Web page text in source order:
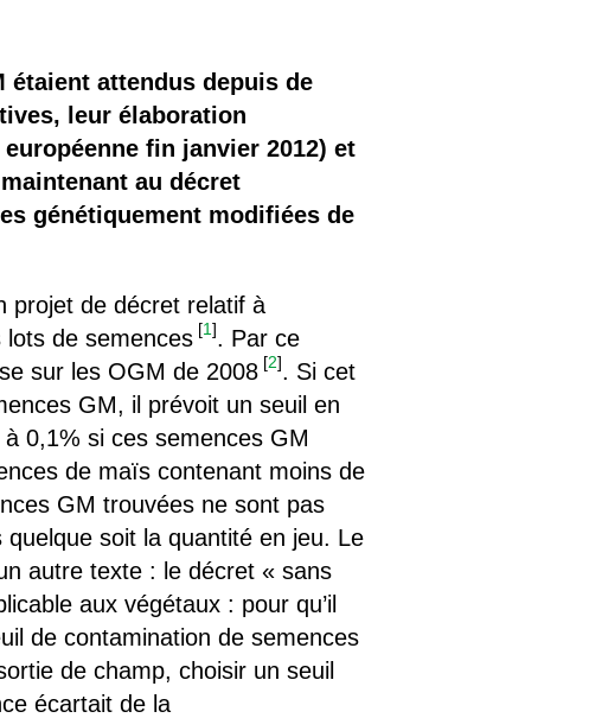
?
étaient attendus depuis de
leur élaboration
fin janvier 2012) et
au décret
génétiquement modifiées de
projet de décret relatif à
lots de semences [1]. Par ce
sur les OGM de 2008 [2]. Si cet
GM, il prévoit un seuil en
0,1% si ces semences GM
de maïs contenant moins de
GM trouvées ne sont pas
soit la quantité en jeu. Le
autre texte : le décret « sans
aux végétaux : pour qu’il
de contamination de semences
de champ, choisir un seuil
écartait de la